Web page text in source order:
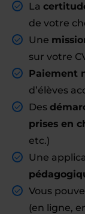
La
de votre
Une
sur votre
Paiement
d’élèves
Des
prises en
etc.)
Une
Vous
(en ligne,